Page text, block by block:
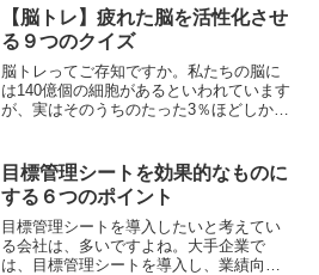
など、そういった文章を読み込むことは
仕事のみならず日常の心構えにおいても
大きな指標を与えてくれるでしょう。し
かし、こういった文章にかかれてい...
【脳トレ】疲れた脳を活性化させ
る９つのクイズ
脳トレってご存知ですか。私たちの脳に
は140億個の細胞があるといわれています
が、実はそのうちのたった3％ほどしか使
るほどしか使っていません。それだけ私
たちは、脳細胞を使わずにいるわけです
が、残りの約90％を使うことは不可能で
も、脳を毎日どんどん使...
目標管理シートを効果的なものに
する６つのポイント
目標管理シートを導入したいと考えてい
る会社は、多いですよね。大手企業で
は、目標管理シートを導入し、業績向上